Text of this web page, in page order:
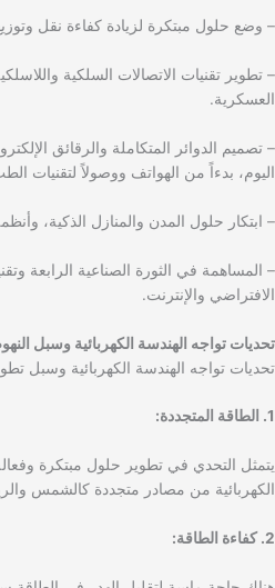
– وضع حلول مبتكرة لزيادة كفاءة نقل وتوزيع
– تطوير تقنيات الاتصالات السلكية
العسكرية.
– تصميم الدوائر المتكاملة والرقائق
اليوم، بدءاً من الهواتف ووصولاً لتقنيات
– ابتكار حلول المدن والمنازل الذكية،
– المساهمة في الثورة الصناعية الرابعة
الافتراضي والإنترنت.
تحديات تواجه الهندسة الكهربائية وسبل
تحديات تواجه الهندسة الكهربائية وسبل
1. الطاقة المتجددة:
يتمثل التحدي في تطوير حلول مبتكرة
الكهربائية من مصادر متجددة كالشمس
2. كفاءة الطاقة: